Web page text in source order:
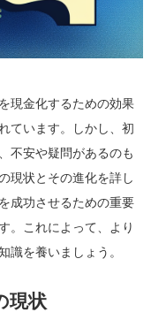
現金化するための効果
ています。しかし、初
不安や疑問があるのも
現状とその進化を詳し
成功させるための重要
。これによって、より
識を養いましょう。
現状